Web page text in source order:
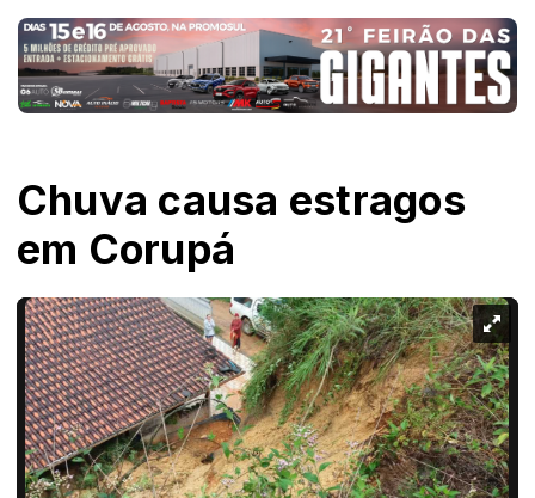
Chuva causa estragos
em Corupá